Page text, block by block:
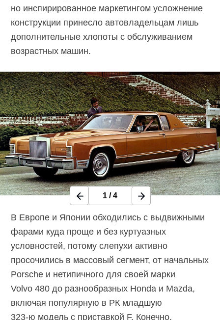
но инспирированное маркетингом усложнение
конструкции принесло автовладельцам лишь
дополнительные хлопоты с обслуживанием
возрастных машин.
1 /4
В Европе и Японии обходились с выдвижными
фарами куда проще и без куртуазных
условностей, потому слепухи активно
просочились в массовый сегмент, от начальных
Porsche и нетипичного для своей марки
Volvo 480 до разнообразных Honda и Mazda,
включая популярную в РК младшую
323-ю модель с приставкой F. Конечно,